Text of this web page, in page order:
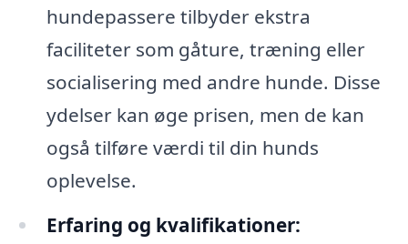
hundepassere tilbyder ekstra
faciliteter som gåture, træning eller
socialisering med andre hunde. Disse
ydelser kan øge prisen, men de kan
også tilføre værdi til din hunds
oplevelse.
Erfaring og kvalifikationer: